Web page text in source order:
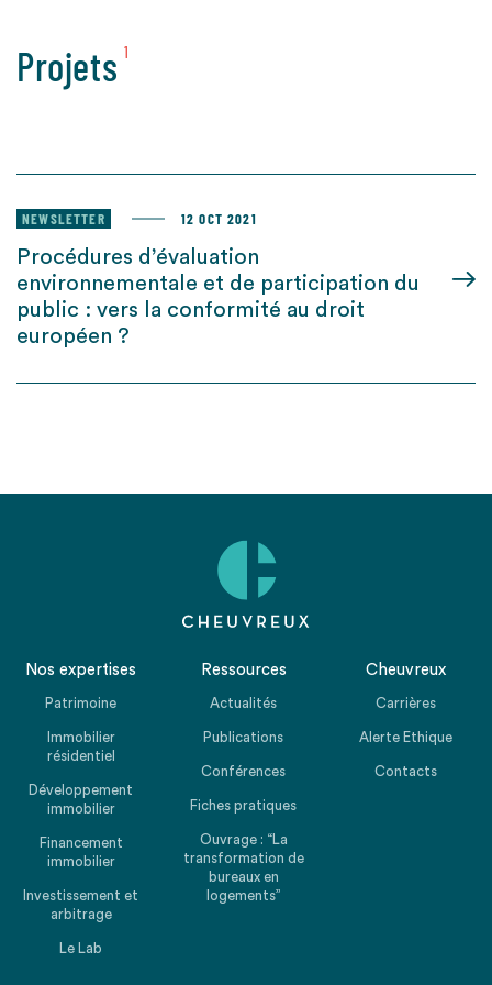
Projets 1
NEWSLETTER 12 OCT 2021
Procédures d’évaluation
environnementale et de participation du
public : vers la conformité au droit
européen ?
Nos expertises
Patrimoine
Immobilier
résidentiel
Développement
immobilier
Financement
immobilier
Investissement et
arbitrage
Le Lab
Ressources
Actualités
Publications
Conférences
Fiches pratiques
Ouvrage : “La
transformation de
bureaux en
logements”
Cheuvreux
Carrières
Alerte Ethique
Contacts